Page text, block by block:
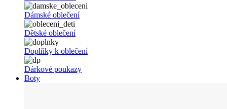
Dámské oblečení
Dětské oblečení
Doplňky k oblečení
Dárkové poukazy
Boty